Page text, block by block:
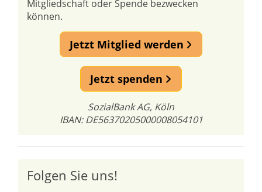
Mitgliedschaft oder Spende bezwecken
können.
Jetzt Mitglied werden
Jetzt spenden
SozialBank AG, Köln
IBAN: DE56370205000008054101
Folgen Sie uns!